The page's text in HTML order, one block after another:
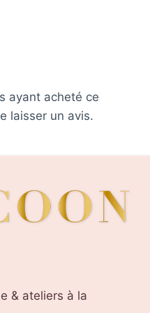
ayant acheté ce
laisser un avis.
& ateliers à la